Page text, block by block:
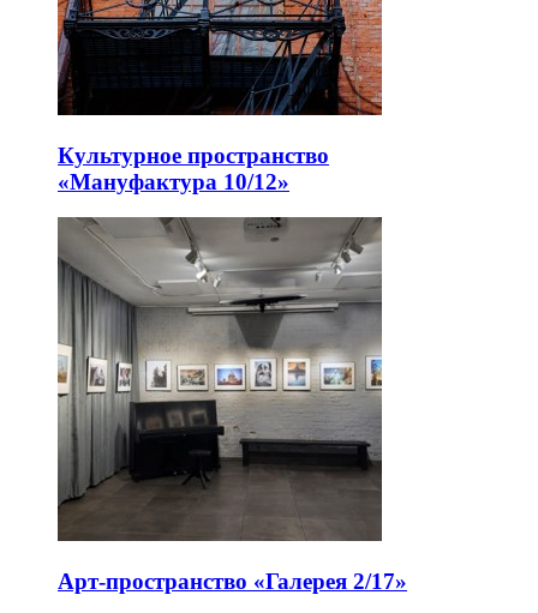
Культурное пространство
«Мануфактура 10/12»
Арт-пространство «Галерея 2/17»